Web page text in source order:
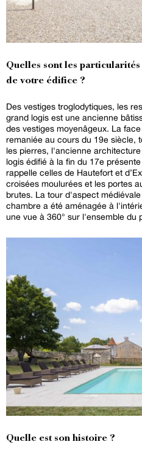
Quelles sont les
de votre édifice ?
Des vestiges troglodytiques, les
grand logis est une ancienne
des vestiges moyenâgeux. La
remaniée au cours du 19e siècle,
les pierres, l'ancienne
logis édifié à la fin du 17e
rappelle celles de Hautefort et
croisées moulurées et les portes
brutes. La tour d'aspect
chambre a été aménagée à
une vue à 360° sur l'ensemble du
Quelle est son histoire ?